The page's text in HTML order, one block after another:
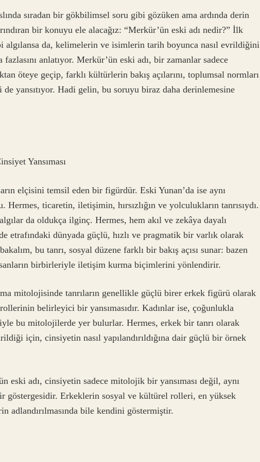
sıradan bir gökbilimsel soru gibi gözüken ama ardında derin
bir konuyu ele alacağız: “Merkür’ün eski adı nedir?” İlk
algılansa da, kelimelerin ve isimlerin tarih boyunca nasıl evrildiğini
anlatıyor. Merkür’ün eski adı, bir zamanlar sadece
öteye geçip, farklı kültürlerin bakış açılarını, toplumsal normları
yansıtıyor. Hadi gelin, bu soruyu biraz daha derinlemesine
Yansıması
elçisini temsil eden bir figürdür. Eski Yunan’da ise aynı
Hermes, ticaretin, iletişimin, hırsızlığın ve yolculukların tanrısıydı.
da oldukça ilginç. Hermes, hem akıl ve zekâya dayalı
etrafındaki dünyada güçlü, hızlı ve pragmatik bir varlık olarak
bu tanrı, sosyal düzene farklı bir bakış açısı sunar: bazen
birbirleriyle iletişim kurma biçimlerini yönlendirir.
mitolojisinde tanrıların genellikle güçlü birer erkek figürü olarak
belirleyici bir yansımasıdır. Kadınlar ise, çoğunlukla
bu mitolojilerde yer bulurlar. Hermes, erkek bir tanrı olarak
için, cinsiyetin nasıl yapılandırıldığına dair güçlü bir örnek
eski adı, cinsiyetin sadece mitolojik bir yansıması değil, aynı
göstergesidir. Erkeklerin sosyal ve kültürel rolleri, en yüksek
adlandırılmasında bile kendini göstermiştir.